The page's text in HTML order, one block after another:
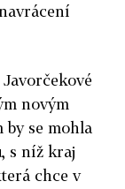
novým
se mohla
s níž kraj
chce v